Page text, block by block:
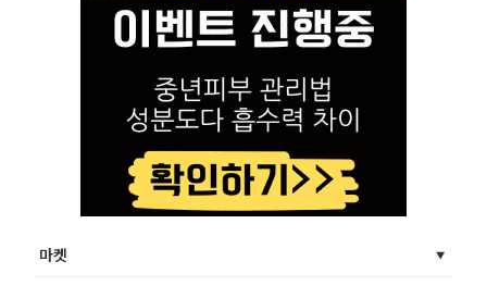
마켓